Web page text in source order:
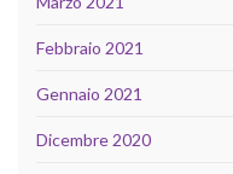
Febbraio 2021
Gennaio 2021
Dicembre 2020